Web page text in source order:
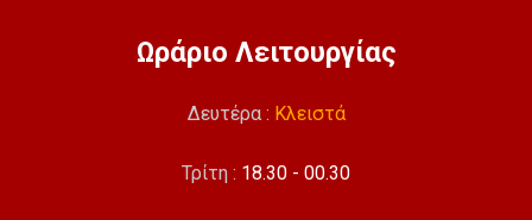
Ωράριο Λειτουργίας
Δευτέρα : Κλειστά
Τρίτη : 18.30 - 00.30